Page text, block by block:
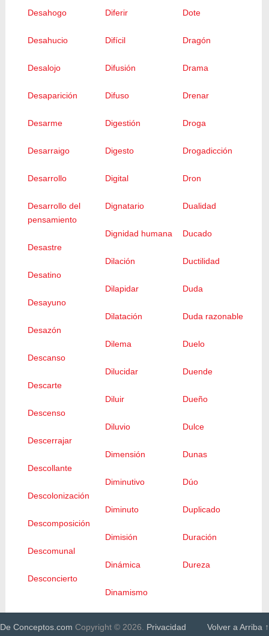
Desahogo
Desahucio
Desalojo
Desaparición
Desarme
Desarraigo
Desarrollo
Desarrollo del
pensamiento
Desastre
Desatino
Desayuno
Desazón
Descanso
Descarte
Descenso
Descerrajar
Descollante
Descolonización
Descomposición
Descomunal
Desconcierto
Diferir
Difícil
Difusión
Difuso
Digestión
Digesto
Digital
Dignatario
Dignidad humana
Dilación
Dilapidar
Dilatación
Dilema
Dilucidar
Diluir
Diluvio
Dimensión
Diminutivo
Diminuto
Dimisión
Dinámica
Dinamismo
Dote
Dragón
Drama
Drenar
Droga
Drogadicción
Dron
Dualidad
Ducado
Ductilidad
Duda
Duda razonable
Duelo
Duende
Dueño
Dulce
Dunas
Dúo
Duplicado
Duración
Dureza
De Conceptos.com Copyright © 2026. Privacidad Volver a Arriba ↑